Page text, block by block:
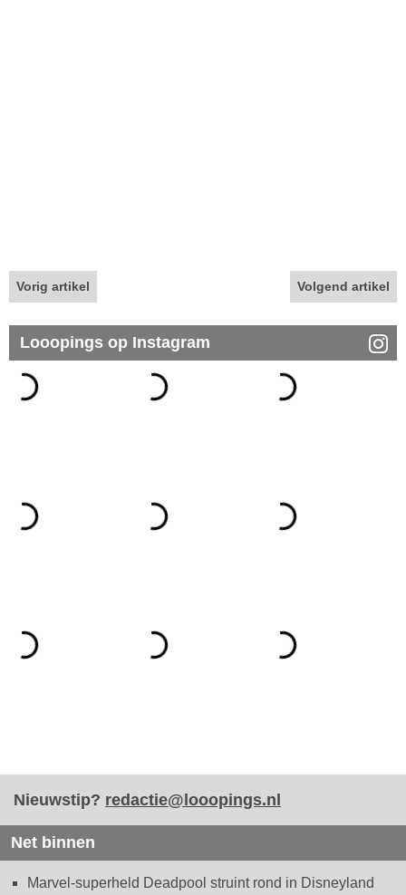
Vorig artikel Volgend artikel
Looopings op Instagram
Nieuwstip? redactie@looopings.nl
Net binnen
Marvel-superheld Deadpool struint rond in Disneyland